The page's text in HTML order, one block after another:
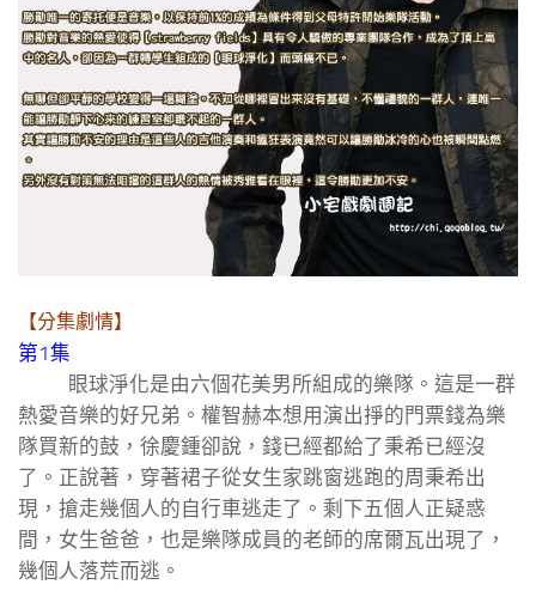
【分集劇情】
第1集
眼球淨化是由六個花美男所組成的樂隊。這是一群
熱愛音樂的好兄弟。權智赫本想用演出掙的門票錢為樂
隊買新的鼓，徐慶鍾卻說，錢已經都給了秉希已經沒
了。正說著，穿著裙子從女生家跳窗逃跑的周秉希出
現，搶走幾個人的自行車逃走了。剩下五個人正疑惑
間，女生爸爸，也是樂隊成員的老師的席爾瓦出現了，
幾個人落荒而逃。